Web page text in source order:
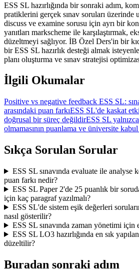
ESS SL hazırlığında bir sonraki adım,
pratiklerini gerçek sınav soruları üzerinde
discuss ve examine sorusu için ayrı bir
yanıtları markscheme ile karşılaştırmak,
düzeltmeyi sağlıyor. İB Özel Ders'in bir
bir ESS SL hazırlık desteği almak
planı oluşturma ve sınav stratejisi
İlgili Okumalar
Positive vs negative feedback ESS SL:
arasındaki puan farkıESS SL'de kaskat
doğrusal bir süreç değildirESS SL
olmamasının puanlama ve üniversite kabul
Sıkça Sorulan Sorular
ESS SL sınavında evaluate ile analyse
puan farkı nedir?
ESS SL Paper 2'de 25 puanlık bir
için kaç paragraf yazılmalı?
ESS SL'de sistem eşik değerleri
nasıl gösterilir?
ESS SL sınavında zaman yönetimi
ESS SL LO3 hazırlığında en sık
düzeltilir?
Buradan sonraki adım